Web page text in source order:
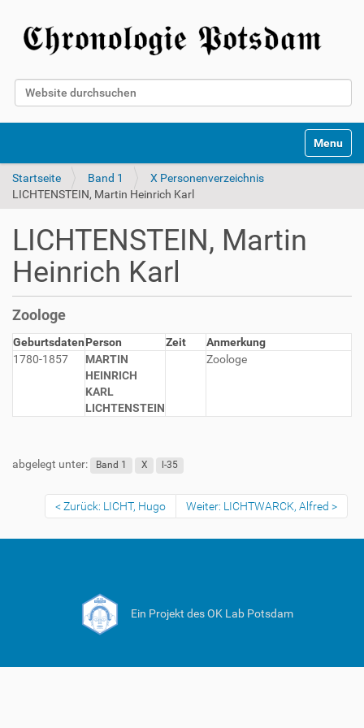
Website durchsuchen
Toggle
Startseite Band 1
X Personenverzeichnis
LICHTENSTEIN, Martin Heinrich Karl
LICHTENSTEIN, Martin
Heinrich Karl
Zoologe
GeburtsdatenPerson Zeit
Anmerkung
1780-1857
MARTIN
HEINRICH
KARL
LICHTENSTEIN
Zoologe
abgelegt unter: Band 1 X l-35
Zurück: LICHT, Hugo Weiter: LICHTWARCK, Alfred
Ein Projekt des OK Lab Potsdam